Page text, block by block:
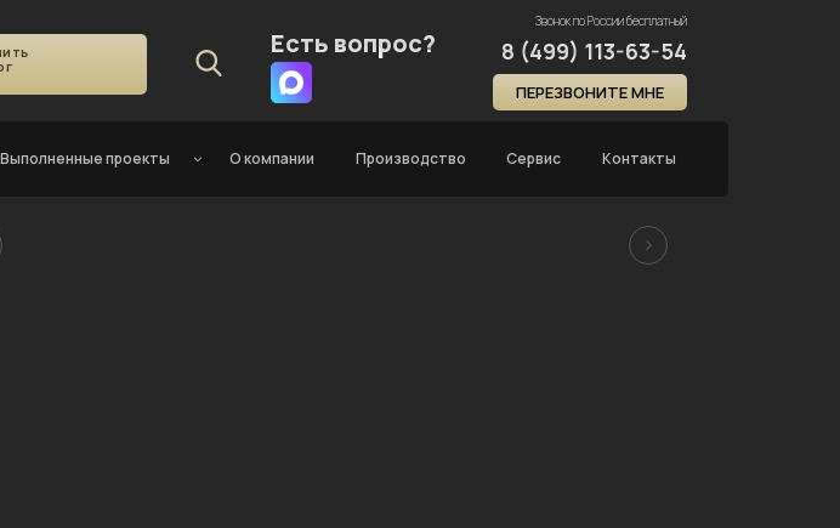
Есть вопрос?
Звонок по России бесплатный
8 (499) 113-63-54
ПЕРЕЗВОНИТЕ МНЕ
Выполненные проекты О компании Производство Сервис Контакты